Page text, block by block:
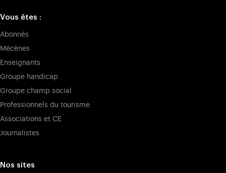
Vous êtes :
Abonnés
Mécènes
Enseignants
Groupe handicap
Groupe champ social
Professionnels du tourisme
Associations et CE
Journalistes
Nos sites